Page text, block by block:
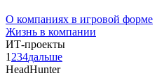
О компаниях в игровой форме
Жизнь в компании
ИТ-проекты
1 234дальше
HeadHunter